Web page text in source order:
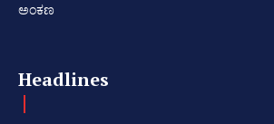
ಅಂಕಣ
Headlines